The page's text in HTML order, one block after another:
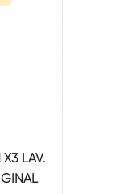
LAV.